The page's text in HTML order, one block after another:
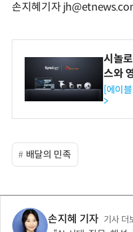
손지혜기자
시놀
스와
독점
[에이
>
배달의 민족
손지혜 기자 기사 더